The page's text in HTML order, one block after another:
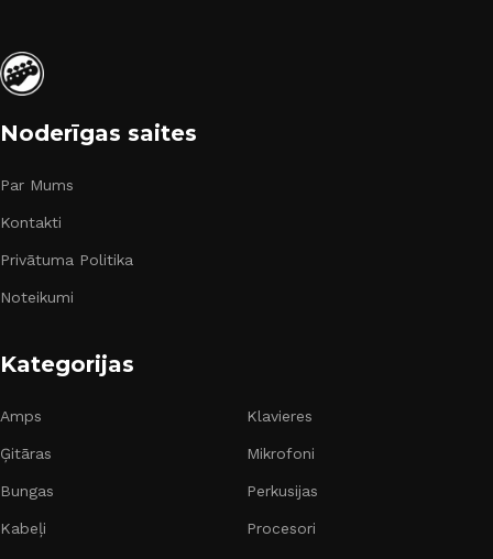
Noderīgas saites
Par Mums
Kontakti
Privātuma Politika
Noteikumi
Kategorijas
Amps
Ģitāras
Bungas
Kabeļi
Klavieres
Mikrofoni
Perkusijas
Procesori